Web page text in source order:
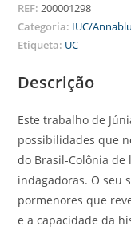
REF:200001298
Categoria: IUC/
Etiqueta: UC
Descrição
Este trabalho de
possibilidades que
do Brasil-Colônia
indagadoras. O seu
pormenores que
e a capacidade da